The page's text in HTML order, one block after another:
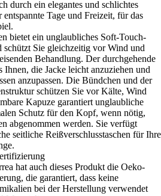
durch ein elegantes und schlichtes
Tage und Freizeit, für das
bietet ein unglaubliches Soft-Touch-
Sie gleichzeitig vor Wind und
Behandlung. Der durchgehende
Ihnen, die Jacke leicht anzuziehen und
anzupassen. Die Bündchen und der
schützen Sie vor Kälte, Wind
Kapuze garantiert unglaubliche
Schutz für den Kopf, wenn nötig,
abgenommen werden. Sie verfügt
seitliche Reißverschlusstaschen für Ihre
hat auch dieses Produkt die Oeko-
die garantiert, dass keine
bei der Herstellung verwendet